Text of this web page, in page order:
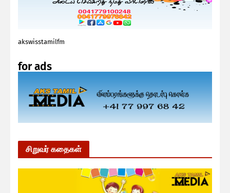
akswisstamilfm
for ads
சிறுவர் கதைகள்